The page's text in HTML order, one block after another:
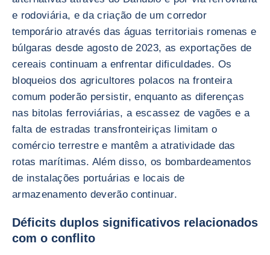
e rodoviária, e da criação de um corredor
temporário através das águas territoriais romenas e
búlgaras desde agosto de 2023, as exportações de
cereais continuam a enfrentar dificuldades. Os
bloqueios dos agricultores polacos na fronteira
comum poderão persistir, enquanto as diferenças
nas bitolas ferroviárias, a escassez de vagões e a
falta de estradas transfronteiriças limitam o
comércio terrestre e mantêm a atratividade das
rotas marítimas. Além disso, os bombardeamentos
de instalações portuárias e locais de
armazenamento deverão continuar.
Déficits duplos significativos relacionados
com o conflito